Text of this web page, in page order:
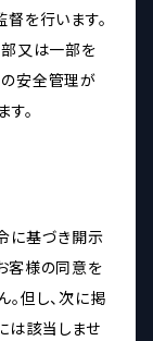
を行います。
部又は一部を
安全管理が
。
に基づき開示
客様の同意を
但し、次に掲
は該当しませ